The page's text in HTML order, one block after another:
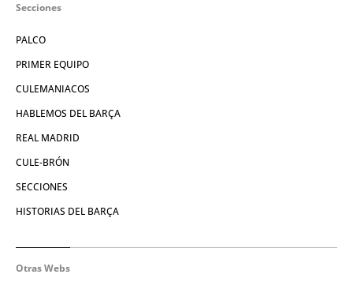
Secciones
PALCO
PRIMER EQUIPO
CULEMANIACOS
HABLEMOS DEL BARÇA
REAL MADRID
CULE-BRÓN
SECCIONES
HISTORIAS DEL BARÇA
Otras Webs